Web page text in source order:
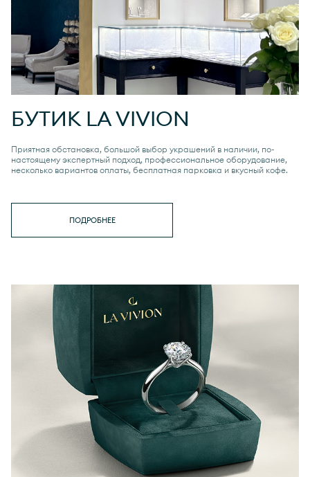
БУТИК LA VIVION
Приятная обстановка, большой выбор украшений в наличии, по-
настоящему экспертный подход, профессиональное оборудование,
несколько вариантов оплаты, бесплатная парковка и вкусный кофе.
ПОДРОБНЕЕ